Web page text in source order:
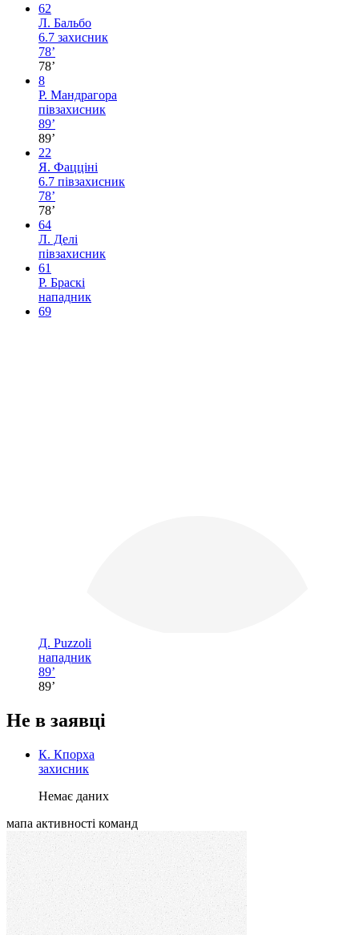
62
Л. Бальбо
6.7 захисник
78’
78’
8
Р. Мандрагора
півзахисник
89’
89’
22
Я. Фацціні
6.7 півзахисник
78’
78’
64
Л. Делі
півзахисник
61
Р. Браскі
нападник
69
Д. Puzzoli
нападник
89’
89’
Не в заявці
К. Кпорха
захисник
Немає даних
мапа активності команд